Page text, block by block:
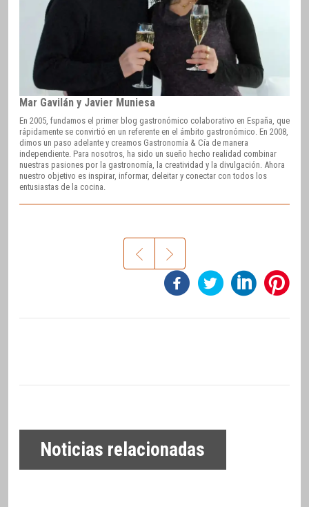
Mar Gavilán y Javier Muniesa
En 2005, fundamos el primer blog gastronómico colaborativo en España, que
rápidamente se convirtió en un referente en el ámbito gastronómico. En 2008,
dimos un paso adelante y creamos Gastronomía & Cía de manera
independiente. Para nosotros, ha sido un sueño hecho realidad combinar
nuestras pasiones por la gastronomía, la creatividad y la divulgación. Ahora
nuestro objetivo es inspirar, informar, deleitar y conectar con todos los
entusiastas de la cocina.
Noticias relacionadas